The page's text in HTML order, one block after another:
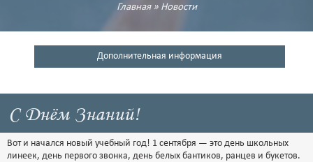
Главная» Новости
Дополнительная информация
С Днём Знаний!
Вот и начался новый учебный год! 1 сентября — это день школьных
линеек, день первого звонка, день белых бантиков, ранцев и букетов.